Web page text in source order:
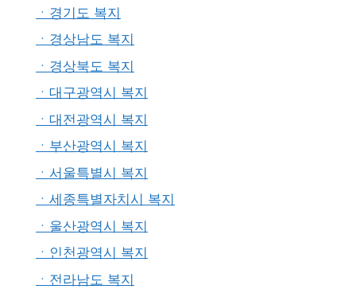
ㆍ경기도 복지
ㆍ경상남도 복지
ㆍ경상북도 복지
ㆍ대구광역시 복지
ㆍ대전광역시 복지
ㆍ부산광역시 복지
ㆍ서울특별시 복지
ㆍ세종특별자치시 복지
ㆍ울산광역시 복지
ㆍ인천광역시 복지
ㆍ전라남도 복지